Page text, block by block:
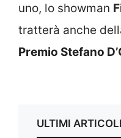
uno, lo showman
tratterà anche
Premio Stefano
ULTIMI ARTICOLI